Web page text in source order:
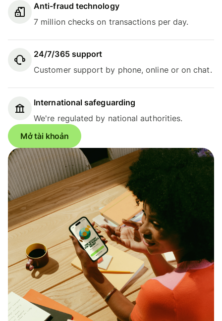
Anti-fraud technology
7 million checks on transactions per day.
24/7/365 support
Customer support by phone, online or on chat.
International safeguarding
We're regulated by national authorities.
Mở tài khoản